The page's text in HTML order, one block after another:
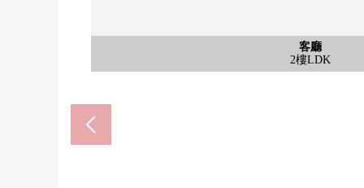
客廳
2樓LDK
外觀
外觀
客廳
LDK
廚房
廚房
廚房
廚房
公共汽車
浴室
洗臉
盥洗台
室內
1樓西式房間
室內
1樓西式房間
室內
1樓西式房間
室內
2樓西式房間
室內
2樓西式房間
室內
2樓西式房間
室內
室內
收納
收納
門口
門口
廁所
1樓廁所
廁所
2樓廁所
陽台
陽台
外觀
外觀照片
含有前面道路的外觀
含有前面道路的外觀照
外觀
外觀照片
含有前面道路的外觀
含有前面道路的外觀照
水路小學(約370m)
南中學校(約780m)
丸谷茨木商店(約430m)
平和堂真砂店(約880m)